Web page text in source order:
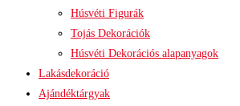
Húsvéti Figurák
Tojás Dekorációk
Húsvéti Dekorációs alapanyagok
Lakásdekoráció
Ajándéktárgyak